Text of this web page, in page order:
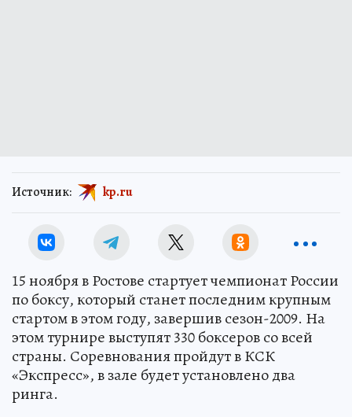
Источник: kp.ru
15 ноября в Ростове стартует чемпионат России
по боксу, который станет последним крупным
стартом в этом году, завершив сезон-2009. На
этом турнире выступят 330 боксеров со всей
страны. Соревнования пройдут в КСК
«Экспресс», в зале будет установлено два
ринга.